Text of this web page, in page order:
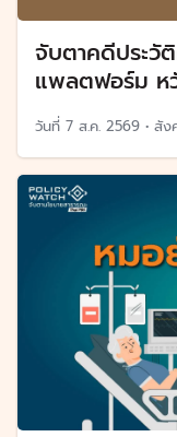
จับตาคดีประวั
แพลตฟอร์ม ห
วันที่ 7 ส.ค. 2569 • สัง